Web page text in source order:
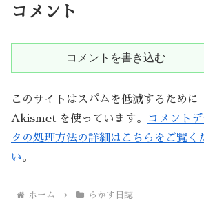
コメント
コメントを書き込む
このサイトはスパムを低減するために
Akismet を使っています。
コメント
タの処理方法の詳細はこちらをご覧く
い。
ホーム らかす日誌